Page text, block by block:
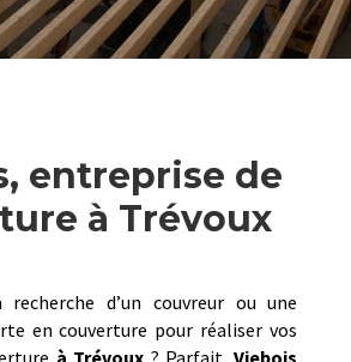
entreprise de
à Trévoux
d’un couvreur ou une
en couverture pour réaliser vos